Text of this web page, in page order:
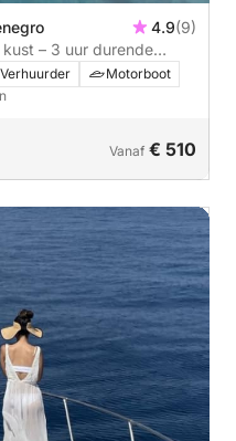
4.9(9)
– 3 uur durende
Motorboot
Vanaf € 510